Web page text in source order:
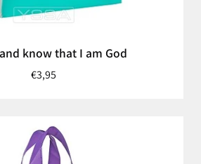
know that I am God
€3,95